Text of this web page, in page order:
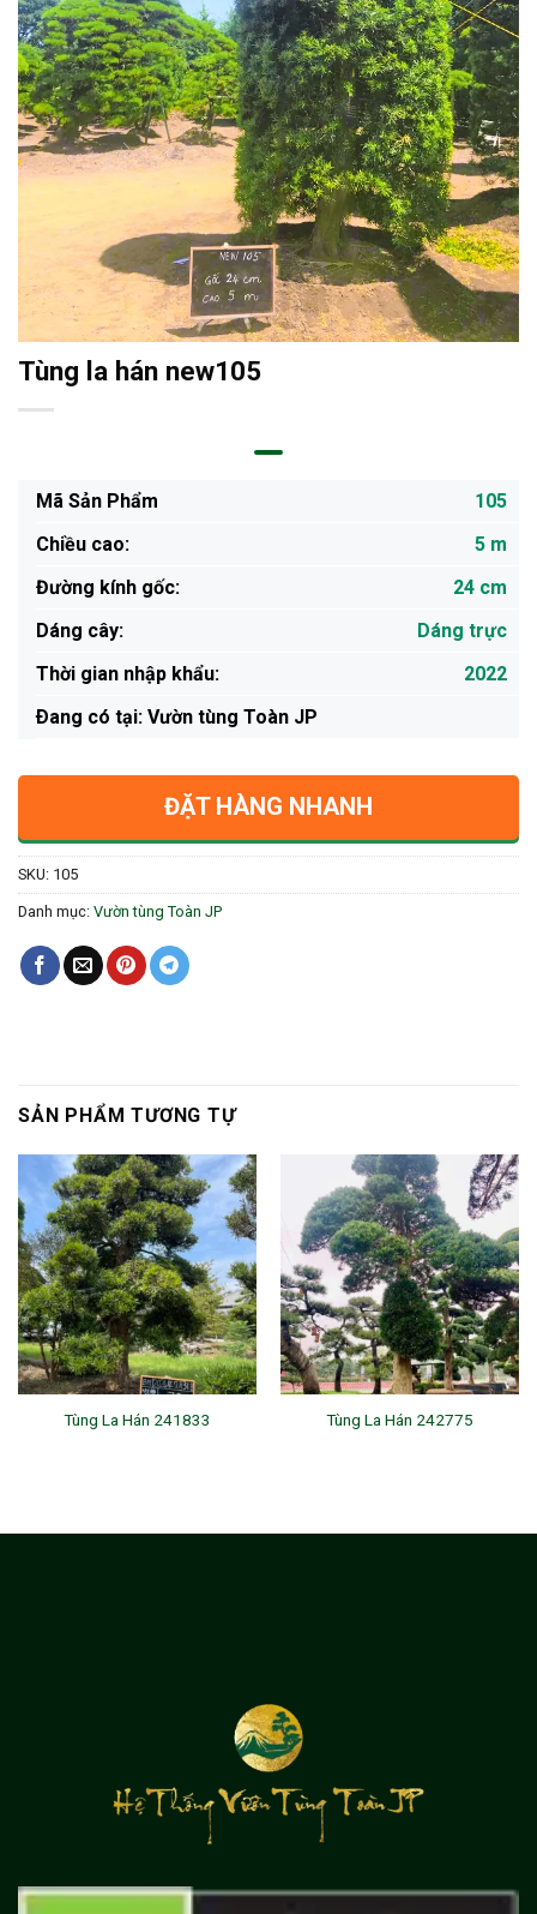
Tùng la hán new105
Mã Sản Phẩm
105
Chiều cao:
5 m
Đường kính gốc:
24 cm
Dáng cây:
Dáng trực
Thời gian nhập khẩu:
2022
Ðang có tại: Vườn tùng Toàn JP
ĐẶT HÀNG NHANH
SKU: 105
Danh mục: Vườn tùng Toàn JP
SẢN PHẨM TƯƠNG TỰ
Tùng La Hán 241833 Tùng La Hán 242775